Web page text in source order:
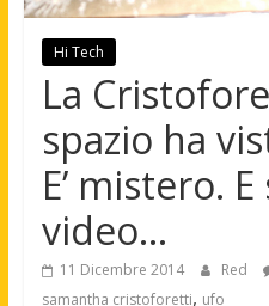
Hi Tech
La
spazio ha
E’ mistero.
video…
11 Dicembre 2014 Red
samantha cristoforetti, ufo